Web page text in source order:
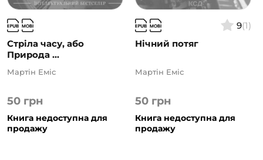
Стріла часу, або
Природа ...
50 грн
Мартін Еміс
Книга недоступна для
продажу
9(1)
Нічний потяг
50 грн
Мартін Еміс
Книга недоступна для
продажу